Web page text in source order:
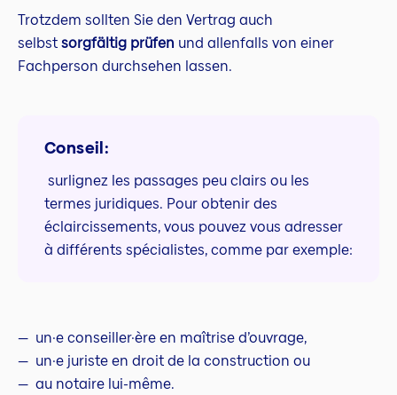
Trotzdem sollten Sie den Vertrag auch
selbstsorgfältig prüfen und allenfalls von einer
Fachperson durchsehen lassen.
Conseil:
surlignez les passages peu clairs ou les
termes juridiques. Pour obtenir des
éclaircissements, vous pouvez vous adresser
à différents spécialistes, comme par exemple:
un·e conseiller·ère en maîtrise d’ouvrage,
un·e juriste en droit de la construction ou
au notaire lui-même.